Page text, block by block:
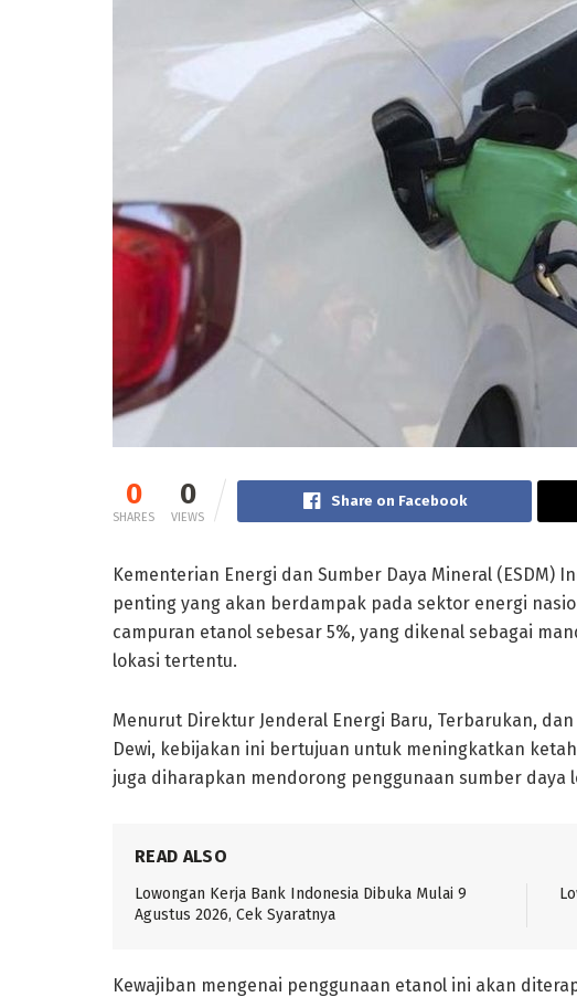
0
SHARES
0
VIEWS
Share on Facebook
Kementerian Energi dan Sumber Daya Mineral (ESDM)
penting yang akan berdampak pada sektor energi
campuran etanol sebesar 5%, yang dikenal sebagai
lokasi tertentu.
Menurut Direktur Jenderal Energi Baru, Terbarukan, dan
Dewi, kebijakan ini bertujuan untuk meningkatkan
juga diharapkan mendorong penggunaan sumber
READ ALSO
Lowongan Kerja Bank Indonesia Dibuka Mulai 9
Agustus 2026, Cek Syaratnya
Kewajiban mengenai penggunaan etanol ini akan